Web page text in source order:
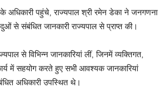
पहुंचे, राज्यपाल श्री रमेन डेका ने जनगणना
से संबंधित जानकारी राज्यपाल से प्राप्त की।
से विभिन्न जानकारियां लीं, जिनमें व्यक्तिगत,
में सहयोग करते हुए सभी आवश्यक जानकारियां
अधिकारी उपस्थित थे।